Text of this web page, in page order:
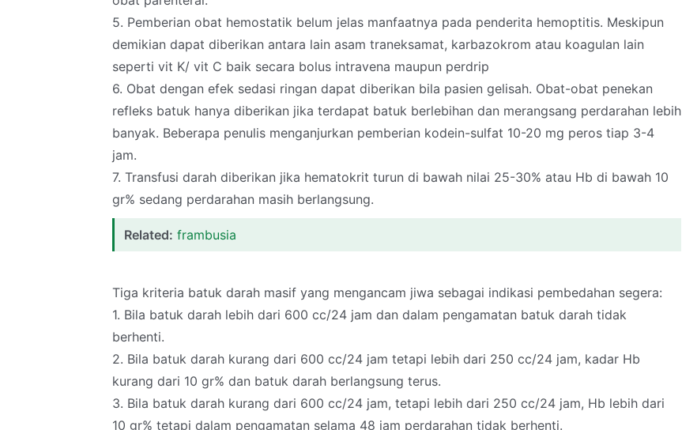
5. Pemberian obat hemostatik belum jelas manfaatnya pada penderita hemoptitis. Meskipun
demikian dapat diberikan antara lain asam traneksamat, karbazokrom atau koagulan lain
seperti vit K/ vit C baik secara bolus intravena maupun perdrip
6. Obat dengan efek sedasi ringan dapat diberikan bila pasien gelisah. Obat-obat penekan
refleks batuk hanya diberikan jika terdapat batuk berlebihan dan merangsang perdarahan lebih
banyak. Beberapa penulis menganjurkan pemberian kodein-sulfat 10-20 mg peros tiap 3-4
jam.
7. Transfusi darah diberikan jika hematokrit turun di bawah nilai 25-30% atau Hb di bawah 10
gr% sedang perdarahan masih berlangsung.
Related: frambusia
Tiga kriteria batuk darah masif yang mengancam jiwa sebagai indikasi pembedahan segera:
1. Bila batuk darah lebih dari 600 cc/24 jam dan dalam pengamatan batuk darah tidak
berhenti.
2. Bila batuk darah kurang dari 600 cc/24 jam tetapi lebih dari 250 cc/24 jam, kadar Hb
kurang dari 10 gr% dan batuk darah berlangsung terus.
3. Bila batuk darah kurang dari 600 cc/24 jam, tetapi lebih dari 250 cc/24 jam, Hb lebih dari
10 gr% tetapi dalam pengamatan selama 48 jam perdarahan tidak berhenti.